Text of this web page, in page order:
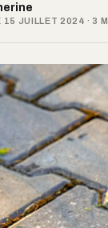
15 JUILLET 2024 · 3